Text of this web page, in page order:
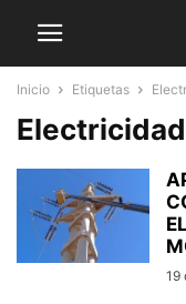
Inicio Etiquetas
Electricidad
19